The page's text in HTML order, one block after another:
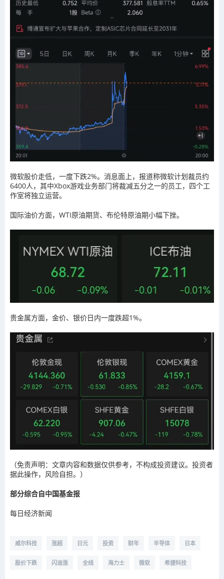
微软股价走低，一度下跌2%。消息面上，报道称微软计划裁员约
6400人，其中Xbox游戏业务部门将裁减五分之一的员工，四个工
作室将独立运营。
国际油价方面，WTI原油期货、布伦特原油期小幅下挫。
贵金属方面， 金价、银价日内一度跌超1%。
（免责声明：文章内容和数据仅供参考，不构成投资建议。投资者
据此操作，风险自担。）
部分综合自中国基金报
每日经济新闻
威尔科技 涨超 日元 投资 财年 半导体 日本
股价下跌 闪迪涨 全线 海力士 微软 希捷科技